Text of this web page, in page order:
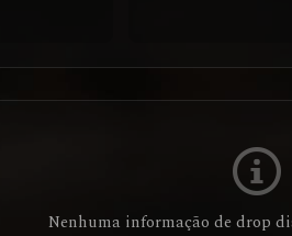
Nenhuma informação de drop